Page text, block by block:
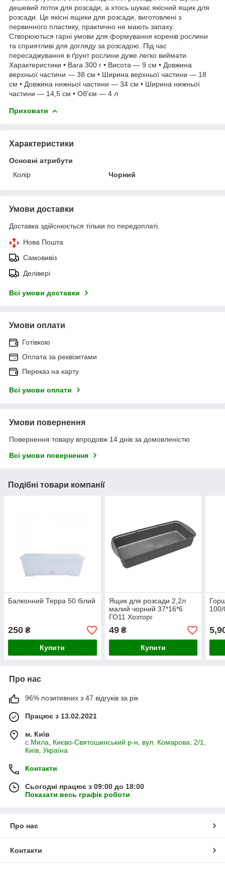
дешевий лоток для розсади, а хтось шукає якісний ящик для
розсади. Це якісні ящики для розсади, виготовлені з
первинного пластику, практично не мають запаху.
Створюються гарні умови для формування коренів рослини
та сприятливі для догляду за розсадою. Під час
пересаджування в ґрунт рослини дуже легко виймати.
Характеристики • Вага 300 г • Висота — 9 см • Довжина
верхньої частини — 38 см • Ширина верхньої частини — 18
см • Довжина нижньої частини — 34 см • Ширина нижньої
частини — 14,5 см • Об'єм — 4 л
Приховати
Характеристики
Основні атрибути
Колір
Чорний
Умови доставки
Доставка здійснюється тільки по передоплаті.
Нова Пошта
Самовивіз
Делівері
Всі умови доставки
Умови оплати
Готівкою
Оплата за реквізитами
Переказ на карту
Всі умови оплати
Умови повернення
Повернення товару впродовж 14 днів за домовленістю
Всі умови повернення
Подібні товари компанії
Балконний Терра 50 білий
250 ₴
Купити
Ящик для розсади 2,2л
малий чорний 37*16*6
ГО11 Хозторг
49₴
Купити
Про нас
96% позитивних з 47 відгуків за рік
Працює з 13.02.2021
м. Київ
с.Мила, Києво-Святошинський р-н, вул. Комарова, 2/1,
Київ, Україна
Контакти
Сьогодні працює з 09:00 до 18:00
Показати весь графік роботи
Про нас
Контакти